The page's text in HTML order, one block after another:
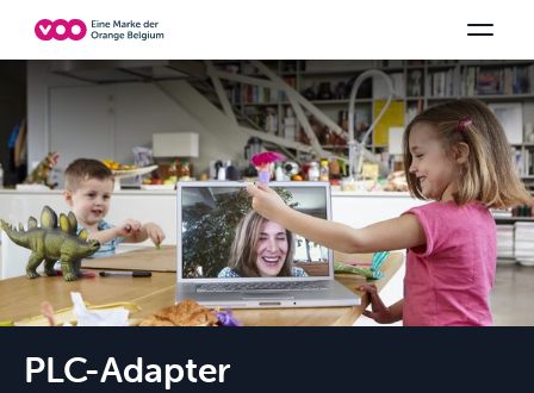
Wählen Sie Ihre Kombination Alle Pakete anzeigen
TV-Kanäle Be tv Orange Sports Family Fun
PLC-Adapter